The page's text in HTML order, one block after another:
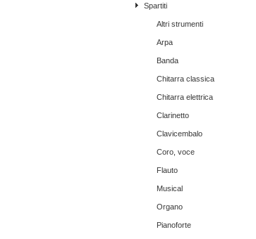
Spartiti
Altri strumenti
Arpa
Banda
Chitarra classica
Chitarra elettrica
Clarinetto
Clavicembalo
Coro, voce
Flauto
Musical
Organo
Pianoforte